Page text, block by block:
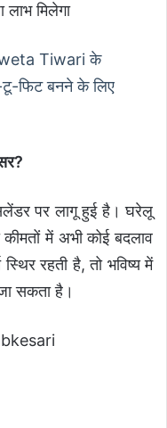
लाभ मिलेगा
Tiwari के
टू-फिट बनने के लिए
पर लागू हुई है। घरेलू
में अभी कोई बदलाव
रहती है, तो भविष्य में
सकता है।